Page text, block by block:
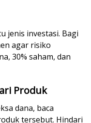
jenis investasi. Bagi
agar risiko
30% saham, dan
Produk
dana, baca
tersebut. Hindari